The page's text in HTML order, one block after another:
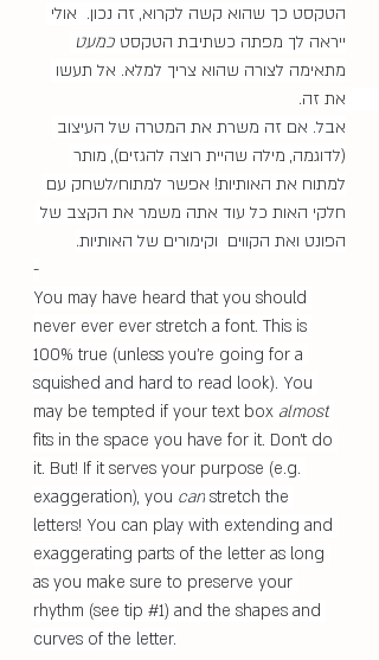
הטקסט כך שהוא קשה לקרוא, זה נכון.  אולי
ייראה לך מפתה כשתיבת הטקסט כמעט
מתאימה לצורה שהוא צריך למלא. אל תעשו
את זה.
אבל. אם זה משרת את המטרה של העיצוב
(לדוגמה, מילה שהיית רוצה להגזים), מותר
למתוח את האותיות! אפשר למתוח/לשחק עם
חלקי האות כל עוד אתה משמר את הקצב של
הפונט ואת הקווים  וקימורים של האותיות.
-
You may have heard that you should
never ever ever stretch a font. This is
100% true (unless you're going for a
squished and hard to read look). You
may be tempted if your text box almost
fits in the space you have for it. Don't do
it. But! If it serves your purpose (e.g.
exaggeration), you can stretch the
letters! You can play with extending and
exaggerating parts of the letter as long
as you make sure to preserve your
rhythm (see tip #1) and the shapes and
curves of the letter.